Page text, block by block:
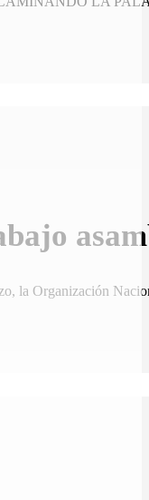
la Organización